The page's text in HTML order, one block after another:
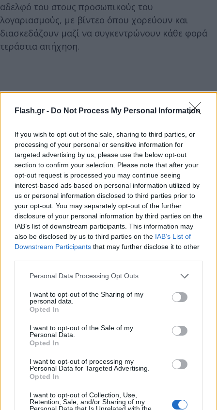
Flash.gr - Do Not Process My Personal Information
If you wish to opt-out of the sale, sharing to third parties, or
processing of your personal or sensitive information for
targeted advertising by us, please use the below opt-out
section to confirm your selection. Please note that after your
opt-out request is processed you may continue seeing
interest-based ads based on personal information utilized by
us or personal information disclosed to third parties prior to
your opt-out. You may separately opt-out of the further
disclosure of your personal information by third parties on the
IAB’s list of downstream participants. This information may
also be disclosed by us to third parties on the IAB’s List of
Downstream Participants that may further disclose it to other
Please note that this website/app uses one or more Google
not limited to your visit or usage behaviour. You may click to
grant or deny consent to Google and its third-party tags to
use your data for below specified purposes in below Google
consent section.
Personal Data Processing Opt Outs
I want to opt-out of the Sharing of my
personal data.
Opted In
I want to opt-out of the Sale of my
Personal Data.
Opted In
I want to opt-out of processing my
Personal Data for Targeted Advertising.
Opted In
I want to opt-out of Collection, Use,
Retention, Sale, and/or Sharing of my
Personal Data that Is Unrelated with the
αδελφό του στους προσωπικούς του
λογαριασμούς, με βίντεο όπου χορεύουν και
διασκεδάζουν μαζί να συγκεντρώνουν κάθε φορά
τεράστια απήχηση.
Ο μικρόςΚέινε
μετά την κατάκτηση του UEFA Euro 2024 από την